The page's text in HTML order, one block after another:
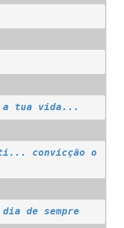
a tua vida...
ti... convicção o
de sempre